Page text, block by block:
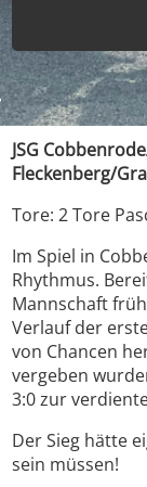
JSG
Fleckenberg/
Tore: 2 Tore
Im Spiel in
Rhythmus.
Mannschaft
Verlauf der
von Chancen
vergeben
3:0 zur
Der Sieg hätte
sein müssen!